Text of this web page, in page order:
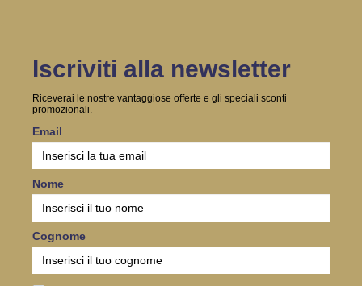
Iscriviti alla newsletter
Riceverai le nostre vantaggiose offerte e gli speciali sconti
promozionali.
Email
Nome
Cognome